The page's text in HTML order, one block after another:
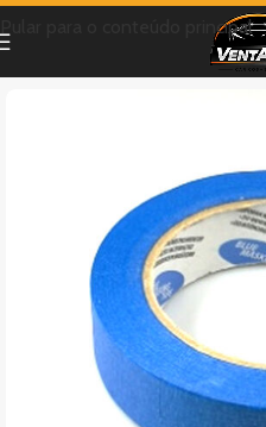
Pular para o conteúdo principal